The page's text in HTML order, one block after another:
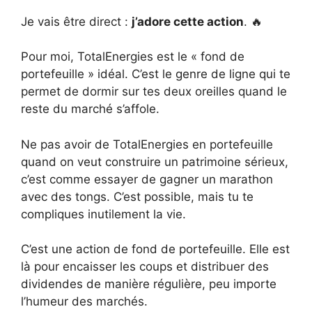
Je vais être direct : j’adore cette action. 🔥
Pour moi, TotalEnergies est le « fond de
portefeuille » idéal. C’est le genre de ligne qui te
permet de dormir sur tes deux oreilles quand le
reste du marché s’affole.
Ne pas avoir de TotalEnergies en portefeuille
quand on veut construire un patrimoine sérieux,
c’est comme essayer de gagner un marathon
avec des tongs. C’est possible, mais tu te
compliques inutilement la vie.
C’est une action de fond de portefeuille. Elle est
là pour encaisser les coups et distribuer des
dividendes de manière régulière, peu importe
l’humeur des marchés.